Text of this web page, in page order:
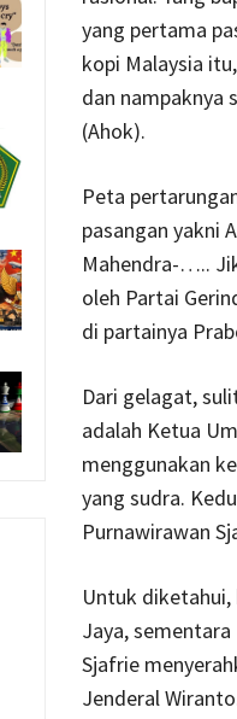
yang pertama
kopi Malaysia
dan nampaknya
(Ahok).
Peta
pasangan yakni
Mahendra-…..
oleh Partai
di partainya
Dari gelagat,
adalah Ketua
menggunakan
yang sudra.
Purnawirawan
Untuk diketahui,
Jaya,
Sjafrie
Jenderal